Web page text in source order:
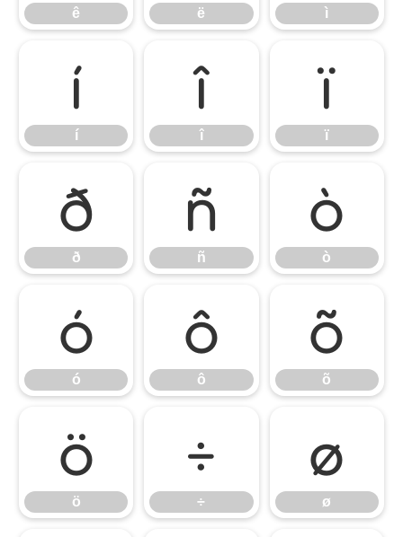
ê ë ì
í
í
î
î
ï
ï
ð
ð
ñ
ñ
ò
ò
ó
ó
ô
ô
õ
õ
ö
ö
÷
÷
ø
ø